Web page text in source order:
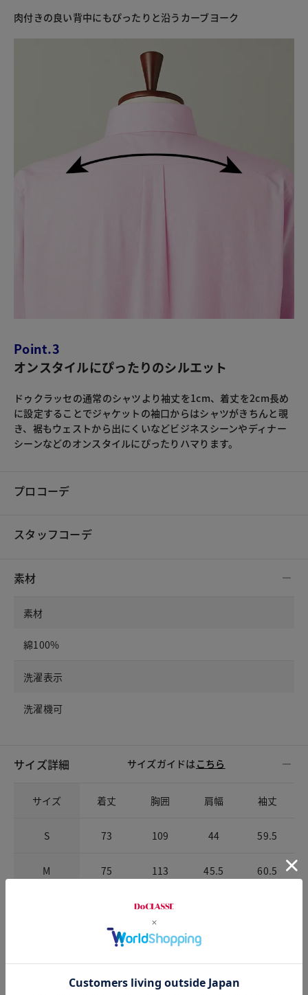
肉付きの良い背中にもぴったりと沿うカーブヨーク
Point.3
オンスタイルにぴったりのシルエット
ドゥクラッセの通常のシャツより袖丈を1cm、着丈を2cm長め
に設定することでジャケットの袖口からはシャツがきちんと覗
き、裾もウェストから出にくいなどビジネスシーンやディナー
シーンなどのオンスタイルにぴったりハマります。
プロコーデ
スタッフコーデ
素材
素材
綿100%
洗濯表示
洗濯機可
サイズ詳細 サイズガイドは こちら
サイズ 着丈 胸囲 肩幅 袖丈
S 73 109 44 59.5
M 75 113 45.5 60.5
117
121
50